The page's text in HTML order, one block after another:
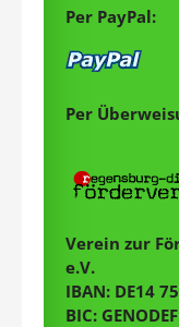
Per PayPal:
Per
Verein zur
e.V.
IBAN: DE14
BIC: